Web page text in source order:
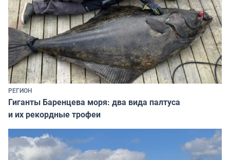
РЕГИОН
Гиганты Баренцева моря: два вида палтуса
и их рекордные трофеи